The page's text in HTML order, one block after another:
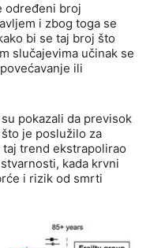
određeni broj
i zbog toga se
bi se taj broj što
slučajevima učinak se
ili
pokazali da previsok
je poslužilo za
trend ekstrapolirao
kada krvni
i rizik od smrti